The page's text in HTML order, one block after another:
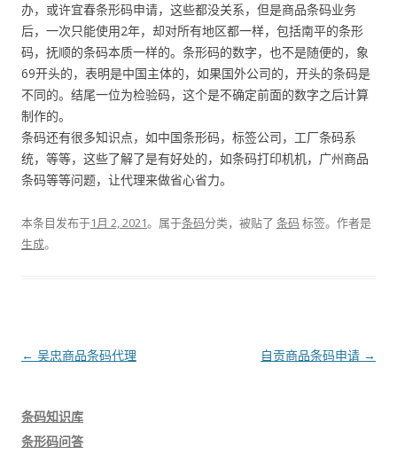
办，或许宜春条形码申请，这些都没关系，但是商品条码业务
后，一次只能使用2年，却对所有地区都一样，包括南平的条形
码，抚顺的条码本质一样的。条形码的数字，也不是随便的，象
69开头的，表明是中国主体的，如果国外公司的，开头的条码是
不同的。结尾一位为检验码，这个是不确定前面的数字之后计算
制作的。
条码还有很多知识点，如中国条形码，标签公司，工厂条码系
统，等等，这些了解了是有好处的，如条码打印机机，广州商品
条码等等问题，让代理来做省心省力。
本条目发布于1月 2, 2021。属于条码分类，被贴了 条码 标签。 作者是
生成。
文
← 吴忠商品条码代理 自贡商品条码申请 →
条码知识库
条形码问答